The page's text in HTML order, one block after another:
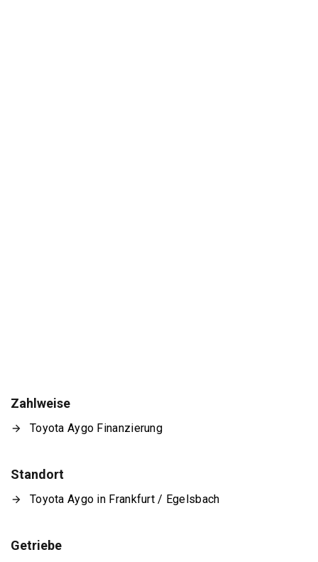
Zahlweise
Toyota Aygo Finanzierung
Standort
Toyota Aygo in Frankfurt / Egelsbach
Getriebe